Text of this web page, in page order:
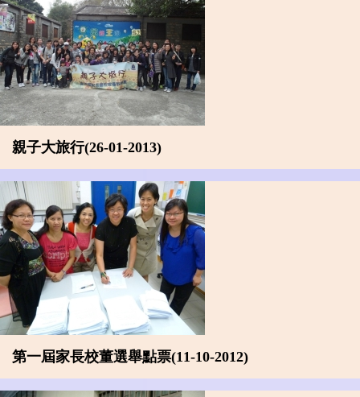
親子大旅行(26-01-2013)
第一屆家長校董選舉點票(11-10-2012)